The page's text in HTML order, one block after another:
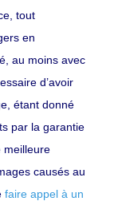
tout
en
au moins avec
d’avoir
étant donné
par la garantie
meilleure
causés au
faire appel à un